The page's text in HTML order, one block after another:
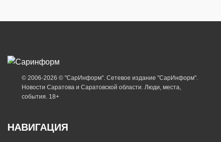
© 2006-2026 © "СарИнформ". Сетевое издание "СарИнформ".
Новости Саратова и Саратовской области. Люди, места,
события. 18+
НАВИГАЦИЯ